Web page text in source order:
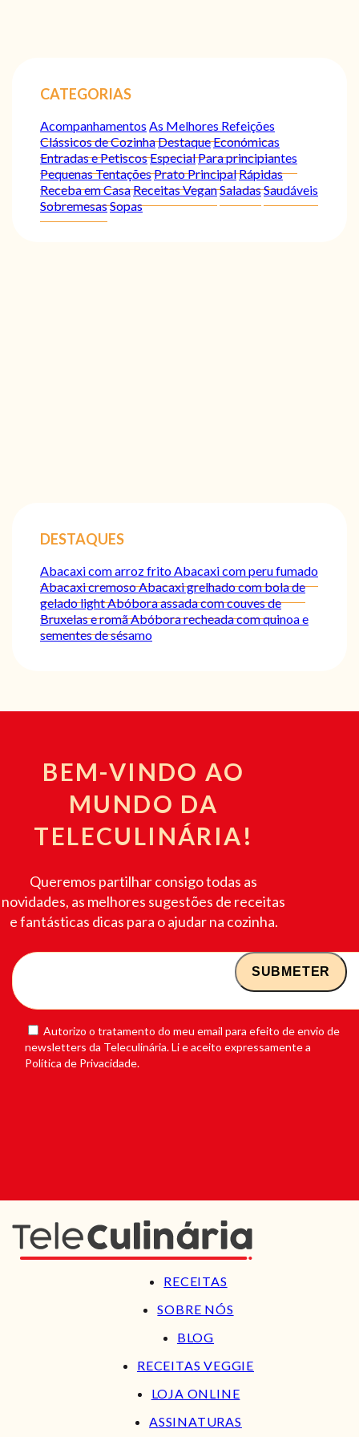
CATEGORIAS
Acompanhamentos As Melhores Refeições
Clássicos de CozinhaDestaqueEconómicas
Entradas e PetiscosEspecialPara principiantes
Pequenas TentaçõesPrato PrincipalRápidas
Receba em CasaReceitas VeganSaladasSaudáveis
SobremesasSopas
DESTAQUES
Abacaxi com arroz fritoAbacaxi com peru fumado
Abacaxi cremosoAbacaxi grelhado com bola de
gelado lightAbóbora assada com couves de
Bruxelas e romãAbóbora recheada com quinoa e
sementes de sésamo
BEM-VINDO AO
MUNDO DA
TELECULINÁRIA!
Queremos partilhar consigo todas as
novidades, as melhores sugestões de receitas
e fantásticas dicas para o ajudar na cozinha.
Autorizo o tratamento do meu email para efeito de envio de
newsletters da Teleculinária. Li e aceito expressamente a
Política de Privacidade.
RECEITAS
SOBRE NÓS
BLOG
RECEITAS VEGGIE
LOJA ONLINE
ASSINATURAS